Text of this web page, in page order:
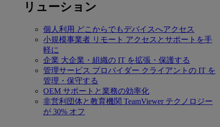
リューション
個人利用 どこからでもデバイスへアクセス
小規模事業者 リモート アクセスとサポートを手
軽に
企業 大企業・組織の IT を拡張・保護する
管理サービス プロバイダー クライアントの IT を
管理・保守する
OEM サポートと業務の効率化
非営利団体と教育機関 TeamViewer テクノロジー
が 30% オフ